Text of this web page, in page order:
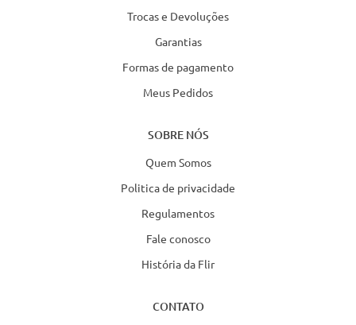
Trocas e Devoluções
Garantias
Formas de pagamento
Meus Pedidos
SOBRE NÓS
Quem Somos
Politica de privacidade
Regulamentos
Fale conosco
História da Flir
CONTATO